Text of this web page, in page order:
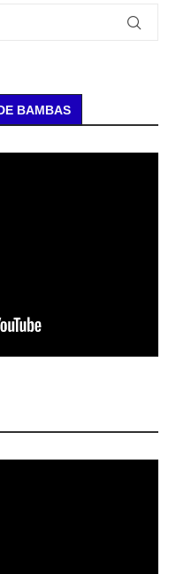
BAMBAS